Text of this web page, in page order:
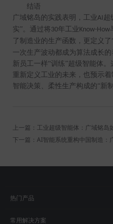
结语
广域铭岛的实践表明，工业AI 超
实”。通过将30年工业Know-How
了制造业的生产函数，更定义了
一次生产波动都成为算法成长
新员工一样“训练”超级智能体
重新定义工业的未来，也预示
智能决策、柔性生产构成的“新
上一篇：工业超级智能体：广域铭
热门产品
常用解决方案